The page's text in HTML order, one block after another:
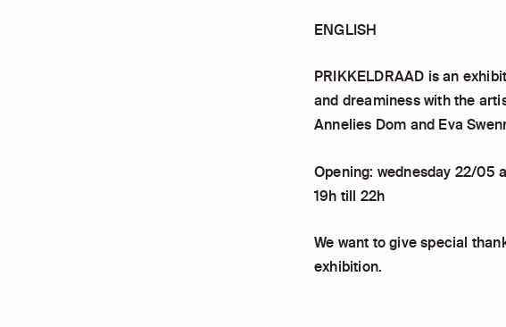
ENGLISH
PRIKKELDRAAD is an
and dreaminess with the
Annelies Dom and Eva
Opening: wednesday 22/05
19h till 22h
We want to give special
exhibition.